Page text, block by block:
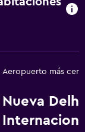
Aeropuerto más
Nueva Delhi